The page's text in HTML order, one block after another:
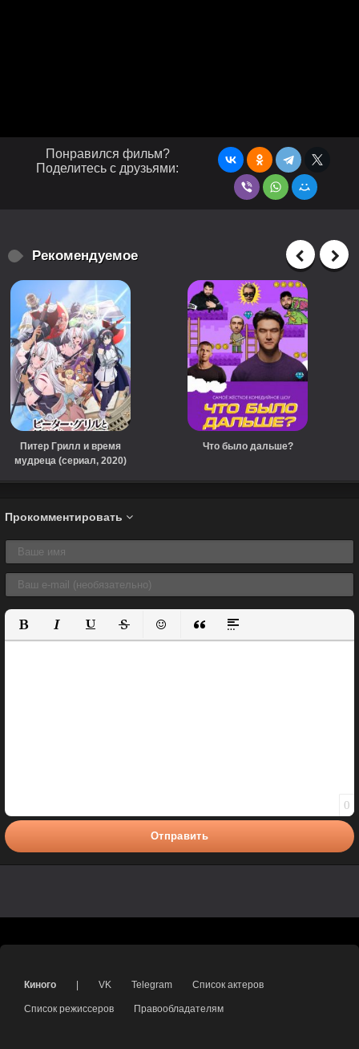
Понравился фильм?
Поделитесь с друзьями:
Рекомендуемое
Питер Грилл и время
мудреца (сериал, 2020)
Что было дальше?
Прокомментировать
Полужирный
КурсивПодчеркнутый
ЗачеркнутыйВставить смайлик
Вставка цитаты
Вставка спойлера
0
Отправить
Киного VK Telegram Список актеров
Список режиссеров Правообладателям